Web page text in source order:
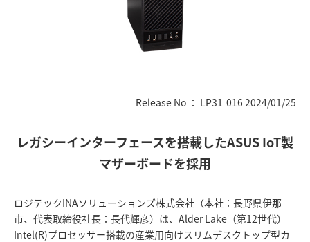
Release No ： LP31-016 2024/01/25
レガシーインターフェースを搭載したASUS IoT製
マザーボードを採用
ロジテックINAソリューションズ株式会社（本社：長野県伊那
市、代表取締役社長：長代輝彦）は、Alder Lake（第12世代）
Intel(R)プロセッサー搭載の産業用向けスリムデスクトップ型カ